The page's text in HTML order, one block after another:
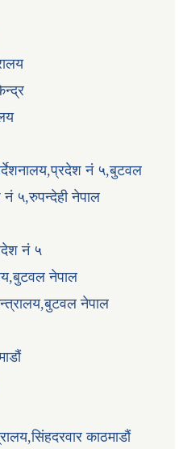
नं ५,बुटवल
नं ५,रुपन्देही नेपाल
नं ५
नेपाल
नेपाल
काठमाडौं